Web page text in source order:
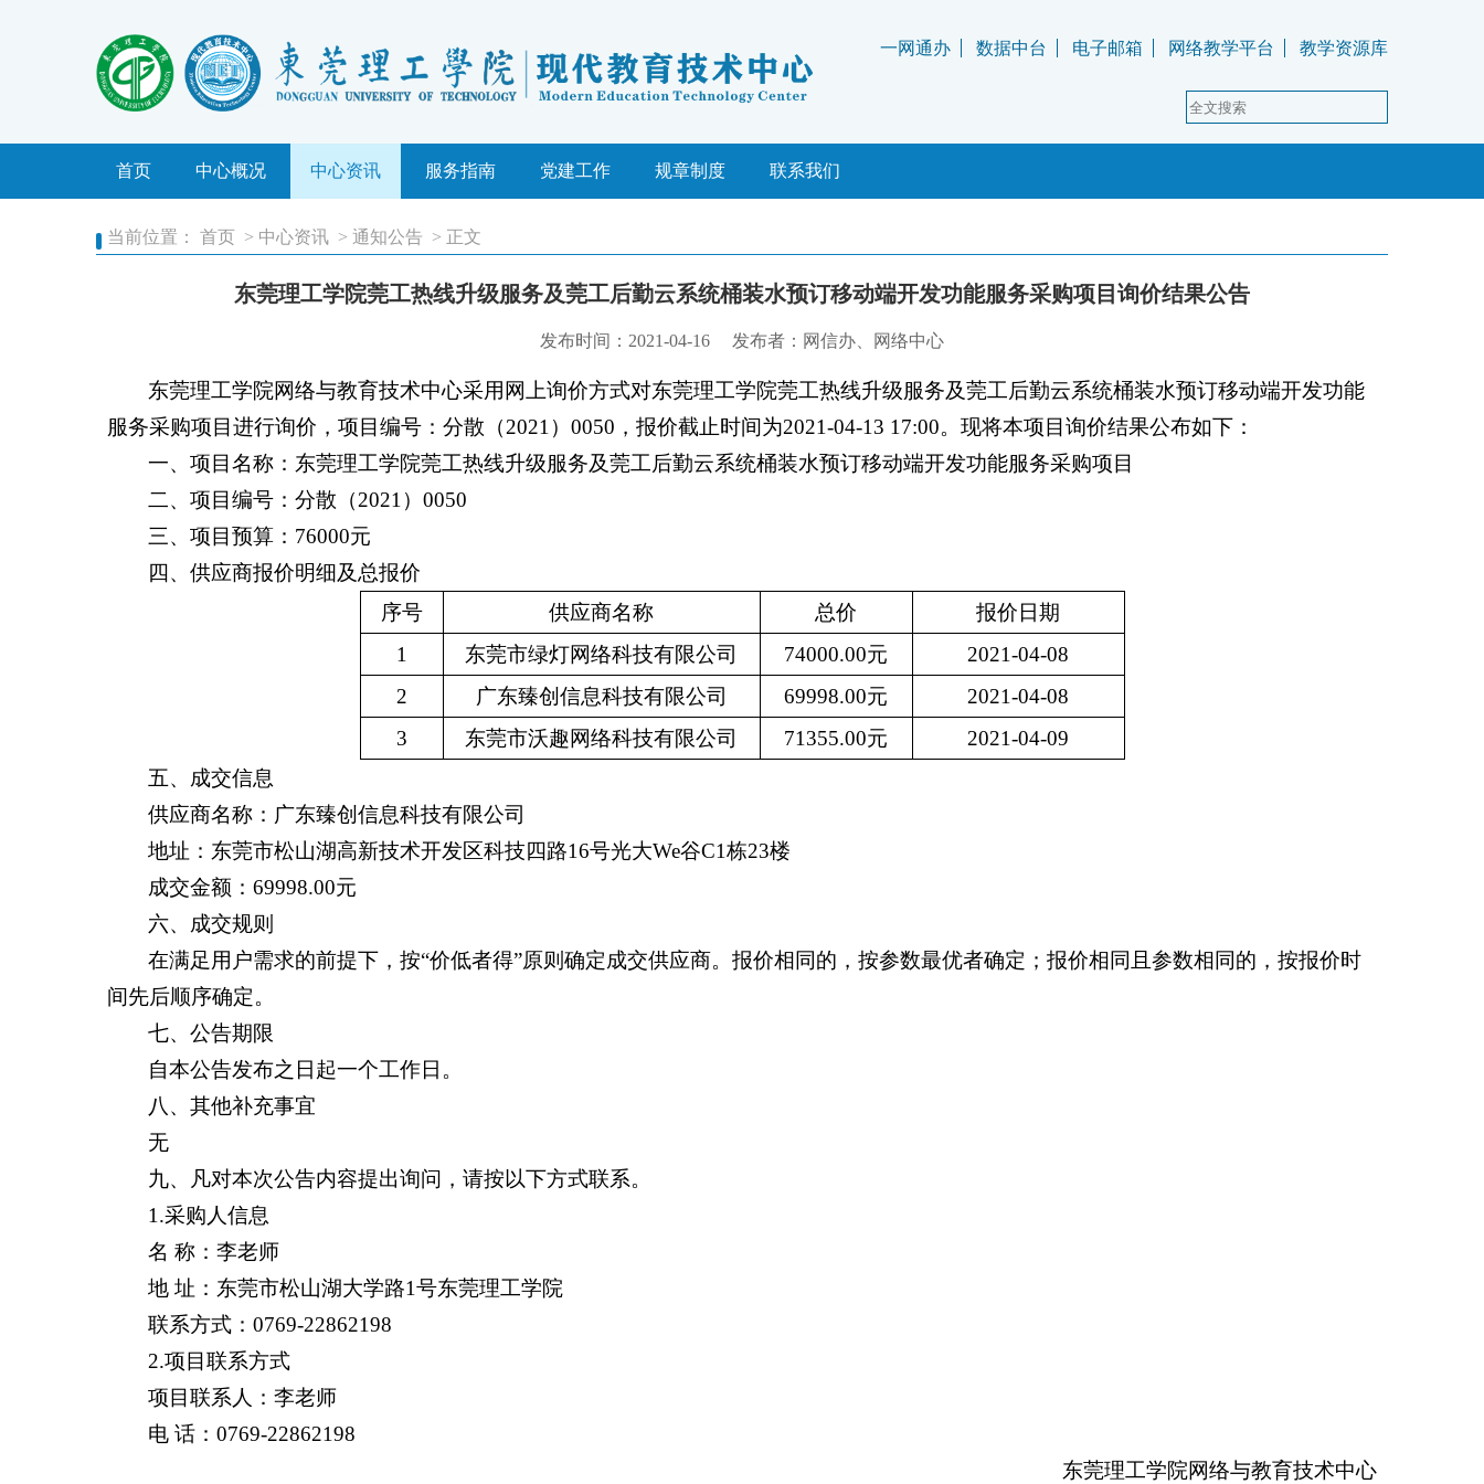
一网通办 数据中台 电子邮箱 网络教学平台 教学资源库
首页 中心概况
中心简介
工作职责
机构设置 中心资讯
中心动态
安全预警 服务指南
业务办理
常见问题 党建工作 规章制度
政府规章 联系我们
当前位置： 首页 > 中心资讯 > 通知公告 > 正文
东莞理工学院莞工热线升级服务及莞工后勤云系统桶装水预订移动端开发功能服务采购项目询价结果公告
发布时间：2021-04-16 发布者：网信办、网络中心
东莞理工学院网络与教育技术中心采用网上询价方式对东莞理工学院莞工热线升级服务及莞工后勤云系统桶装水预订移动端开发功能
服务采购项目进行询价，项目编号：分散（2021）0050，报价截止时间为2021-04-13 17:00。现将本项目询价结果公布如下：
一、项目名称： 东莞理工学院莞工热线升级服务及莞工后勤云系统桶装水预订移动端开发功能服务采购项目
二、项目编号：分散（2021）0050
三、项目预算： 76000元
四、供应商报价明细及总报价
序号
供应商名称 总价
报价日期
1
东莞市绿灯网络科技有限公司 74000.00元
2021-04-08
2
广东臻创信息科技有限公司 69998.00元
2021-04-08
3
东莞市沃趣网络科技有限公司 71355.00元
2021-04-09
五、成交信息
供应商名称：广东臻创信息科技有限公司
地址：东莞市松山湖高新技术开发区科技四路16号光大We谷C1栋23楼
成交金额：69998.00元
六、成交规则
在满足用户需求的前提下，按“价低者得”原则确定成交供应商。报价相同的，按参数最优者确定；报价相同且参数相同的，按报价时
间先后顺序确定。
七、公告期限
自本公告发布之日起一个工作日。
八、其他补充事宜
无
九、凡对本次公告内容提出询问，请按以下方式联系。
1.采购人信息
名 称：李老师
地 址：东莞市松山湖大学路1号东莞理工学院
联系方式：0769-22862198
2.项目联系方式
项目联系人：李老师
电 话：0769-22862198
东莞理工学院网络与教育技术中心